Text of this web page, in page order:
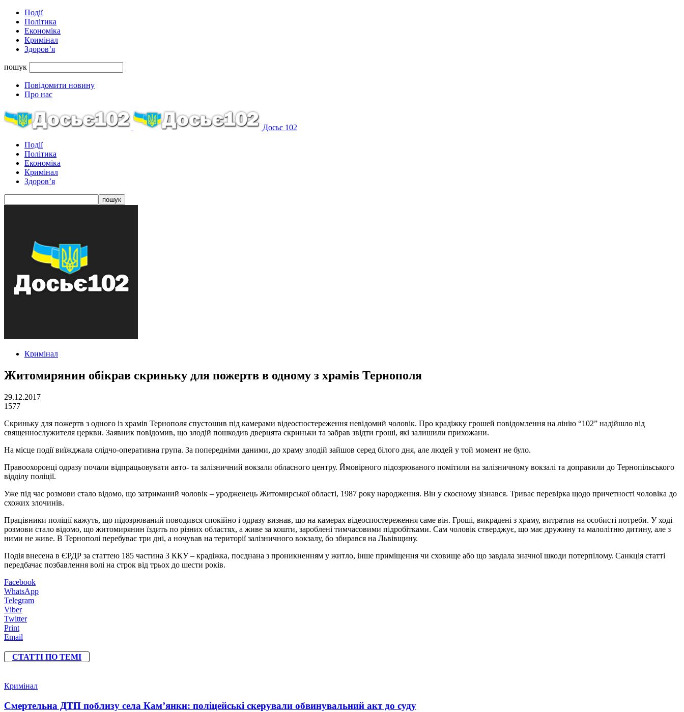
Події
Політика
Економіка
Кримінал
Здоров’я
пошук
Повідомити новину
Про нас
Досьє 102
Події
Політика
Економіка
Кримінал
Здоров’я
Кримінал
Житомирянин обікрав скриньку для пожертв в одному з храмів Тернополя
29.12.2017
1577
Скриньку для пожертв з одного із храмів Тернополя спустошив під камерами відеоспостереження невідомий чоловік. Про крадіжку грошей повідомлення на лінію “102” надійшло від
священнослужителя церкви. Заявник повідомив, що злодій пошкодив дверцята скриньки та забрав звідти гроші, які залишили прихожани.
На місце події виїжджала слідчо-оперативна група. За попередніми даними, до храму злодій зайшов серед білого дня, але людей у той момент не було.
Правоохоронці одразу почали відпрацьовувати авто- та залізничний вокзали обласного центру. Ймовірного підозрюваного помітили на залізничному вокзалі та доправили до Тернопільського
відділу поліції.
Уже під час розмови стало відомо, що затриманий чоловік – уродженець Житомирської області, 1987 року народження. Він у скоєному зізнався. Триває перевірка щодо причетності чоловіка до
схожих злочинів.
Працівники поліції кажуть, що підозрюваний поводився спокійно і одразу визнав, що на камерах відеоспостереження саме він. Гроші, викрадені з храму, витратив на особисті потреби. У ході
розмови стало відомо, що житомирянин їздить по різних областях, а живе за кошти, зароблені тимчасовими підробітками. Сам чоловік стверджує, що має дружину та малолітню дитину, але з
ними не живе. В Тернополі перебуває три дні, а ночував на території залізничного вокзалу, бо збирався на Львівщину.
Подія внесена в ЄРДР за статтею 185 частина 3 ККУ – крадіжка, поєднана з проникненням у житло, інше приміщення чи сховище або що завдала значної шкоди потерпілому. Санкція статті
передбачає позбавлення волі на строк від трьох до шести років.
Facebook
WhatsApp
Telegram
Viber
Twitter
Print
Email
СТАТТІ ПО ТЕМІ
Кримінал
Смертельна ДТП поблизу села Кам’янки: поліцейські скерували обвинувальний акт до суду